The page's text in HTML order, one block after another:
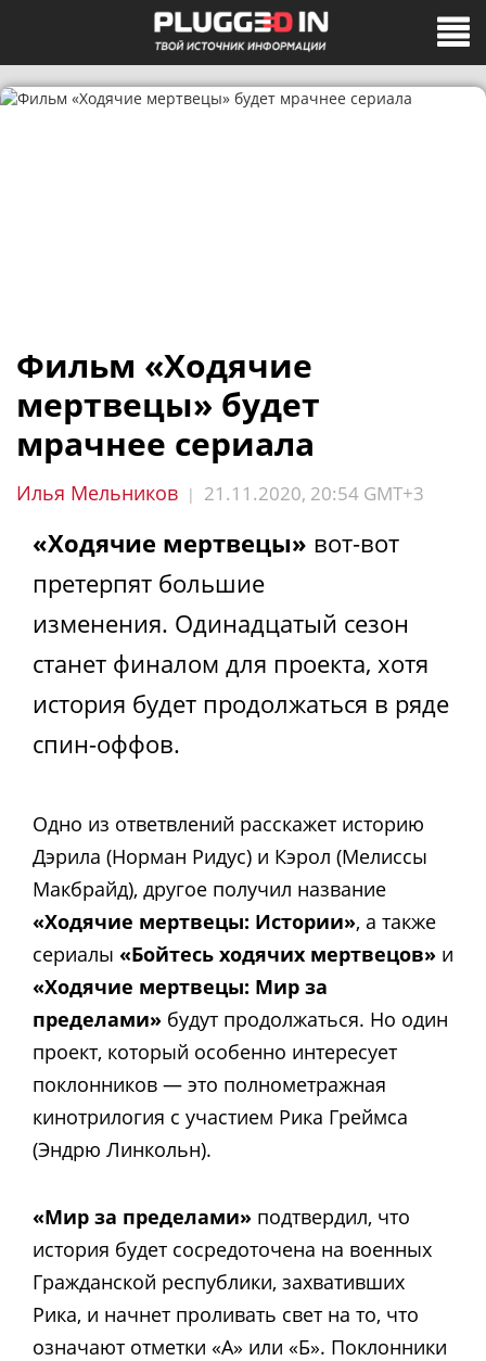
Фильм «Ходячие
мертвецы» будет
мрачнее сериала
Илья Мельников | 21.11.2020, 20:54 GMT+3
«Ходячие мертвецы» вот-вот
претерпят большие
изменения. Одинадцатый сезон
станет финалом для проекта, хотя
история будет продолжаться в ряде
спин-оффов.
Одно из ответвлений расскажет историю
Дэрила (Норман Ридус) и Кэрол (Мелиссы
Макбрайд), другое получил название
«Ходячие мертвецы: Истории», а также
сериалы «Бойтесь ходячих мертвецов» и
«Ходячие мертвецы: Мир за
пределами» будут продолжаться. Но один
проект, который особенно интересует
поклонников — это полнометражная
кинотрилогия с участием Рика Греймса
(Эндрю Линкольн).
«Мир за пределами» подтвердил, что
история будет сосредоточена на военных
Гражданской республики, захвативших
Рика, и начнет проливать свет на то, что
означают отметки «А» или «Б». Поклонники